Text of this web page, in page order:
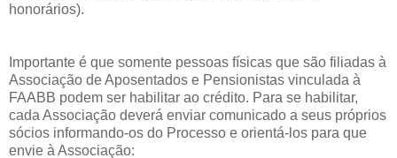
honorários).
Importante é que somente pessoas físicas que são filiadas à
Associação de Aposentados e Pensionistas vinculada à
FAABB podem ser habilitar ao crédito. Para se habilitar,
cada Associação deverá enviar comunicado a seus próprios
sócios informando-os do Processo e orientá-los para que
envie à Associação: